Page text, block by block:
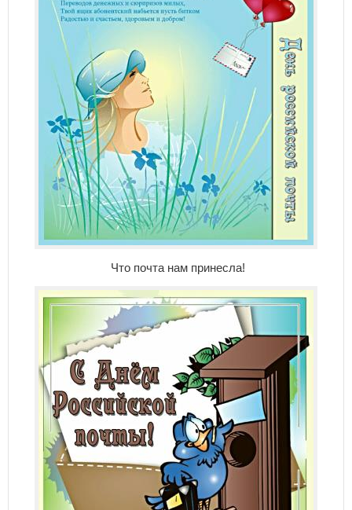
Что почта нам принесла!